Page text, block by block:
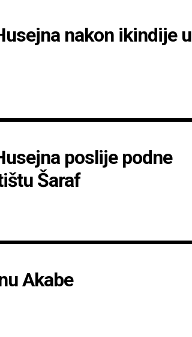
nakon ikindije u
poslije podne
Šaraf
Akabe